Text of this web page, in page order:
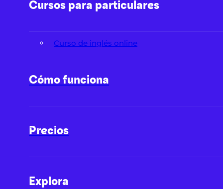
Cursos para particulares
Curso de inglés online
Cómo funciona
Precios
Explora